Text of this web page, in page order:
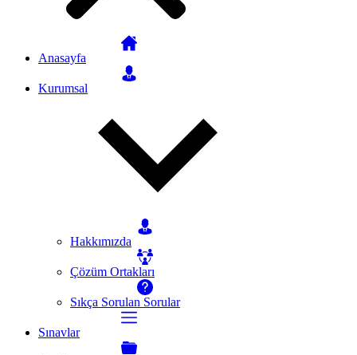
Anasayfa
Kurumsal
Hakkımızda
Çözüm Ortakları
Sıkça Sorulan Sorular
Sınavlar